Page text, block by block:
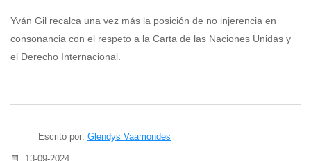
Yván Gil recalca una vez más la posición de no injerencia en
consonancia con el respeto a la Carta de las Naciones Unidas y
el Derecho Internacional.
Escrito por: Glendys Vaamondes
13-09-2024